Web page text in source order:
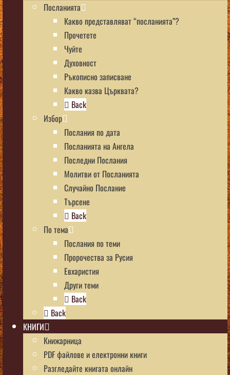
Посланията
Какво представляват “посланията”?
Прочетете
Чуйте
Духовност
Ръкописно записване
Какво казва Църквата?
Back
Избор
Послания по дата
Посланията на Ангела
Последни Послания
Молитви от Посланията
Случайно Послание
Търсене
Back
По тема
Послания по теми
Пророчества за Русия
Евхаристия
Други теми
Back
Back
КНИГИ
Книжарница
PDF файлове и електронни книги
Разгледайте книгата онлайн